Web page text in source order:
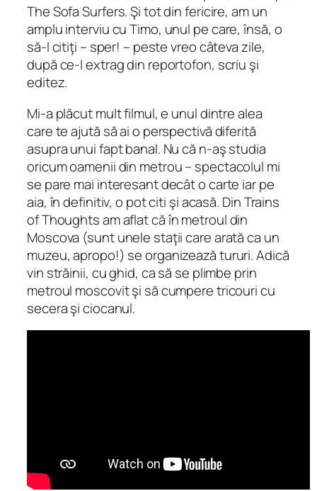
The Sofa Surfers. Şi tot din fericire, am un
amplu interviu cu Timo, unul pe care, însă, o
să-l citiţi – sper! – peste vreo câteva zile,
după ce-l extrag din reportofon, scriu şi
editez.
Mi-a plăcut mult filmul, e unul dintre alea
care te ajută să ai o perspectivă diferită
asupra unui fapt banal. Nu că n-aş studia
oricum oamenii din metrou – spectacolul mi
se pare mai interesant decât o carte iar pe
aia, în definitiv, o pot citi şi acasă. DinTrains
of Thoughtsam aflat că în metroul din
Moscova (sunt unele staţii care arată ca un
muzeu, apropo!) se organizează tururi. Adică
vin străinii, cu ghid, ca să se plimbe prin
metroul moscovit şi să cumpere tricouri cu
secera şi ciocanul.